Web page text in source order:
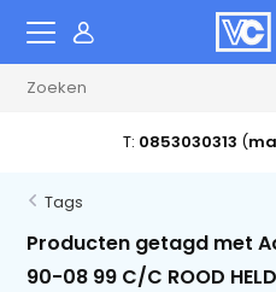
T: 0853030313 (ma
Tags
Producten getagd met
90-08 99 C/C ROOD